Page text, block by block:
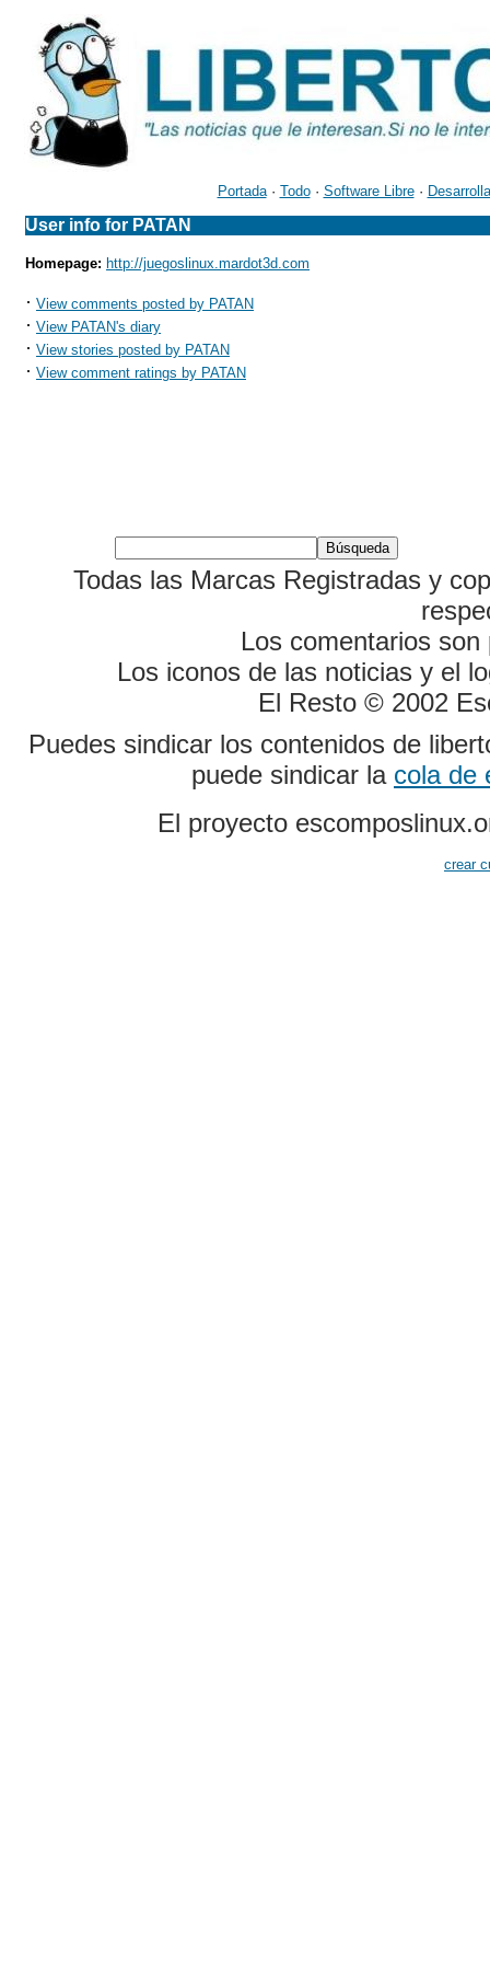
Portada· Todo· Software Libre·
User info for PATAN
Homepage: http://juegoslinux.mardot3d.com
· View comments posted by PATAN
· View PATAN's diary
· View stories posted by PATAN
· View comment ratings by PATAN
Todas las Marcas Registradas y
Los comentarios
Los iconos de las noticias y el
El Resto © 2002
Puedes sindicar los contenidos de
puede sindicar la cola de
El proyecto
crear